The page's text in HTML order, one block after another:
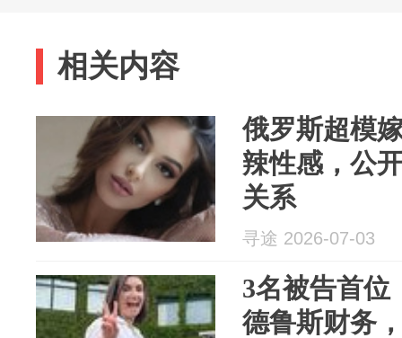
相关内容
俄罗斯超模
辣性感，公
关系
寻途 2026-07-03
3名被告首位
德鲁斯财务